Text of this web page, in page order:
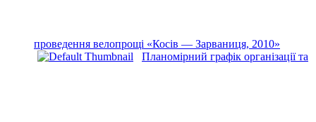
проведення велопрощі «Косів — Зарваниця, 2010»
Планомірний графік організації та